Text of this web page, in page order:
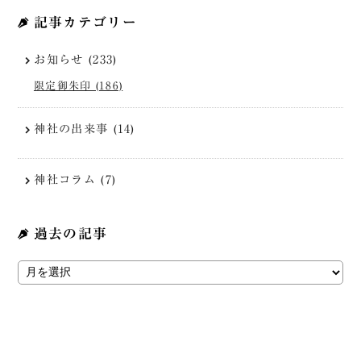
記事カテゴリー
お知らせ (233)
限定御朱印 (186)
神社の出来事 (14)
神社コラム (7)
過去の記事